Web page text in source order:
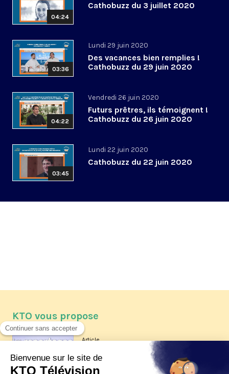
04:24
Cathobuzz du 3 juillet 2020
03:36
Lundi 29 juin 2020
Des vacances bien remplies !
Cathobuzz du 29 juin 2020
04:22
Vendredi 26 juin 2020
Futurs prêtres, ils témoignent !
Cathobuzz du 26 juin 2020
03:45
Lundi 22 juin 2020
Cathobuzz du 22 juin 2020
KTO vous propose
Article
Les reportages d'été 2026 de KTO